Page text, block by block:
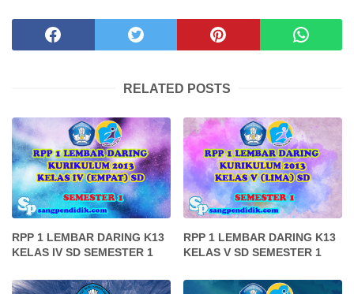
RELATED POSTS
RPP 1 LEMBAR DARING K13
KELAS IV SD SEMESTER 1
RPP 1 LEMBAR DARING K13
KELAS V SD SEMESTER 1